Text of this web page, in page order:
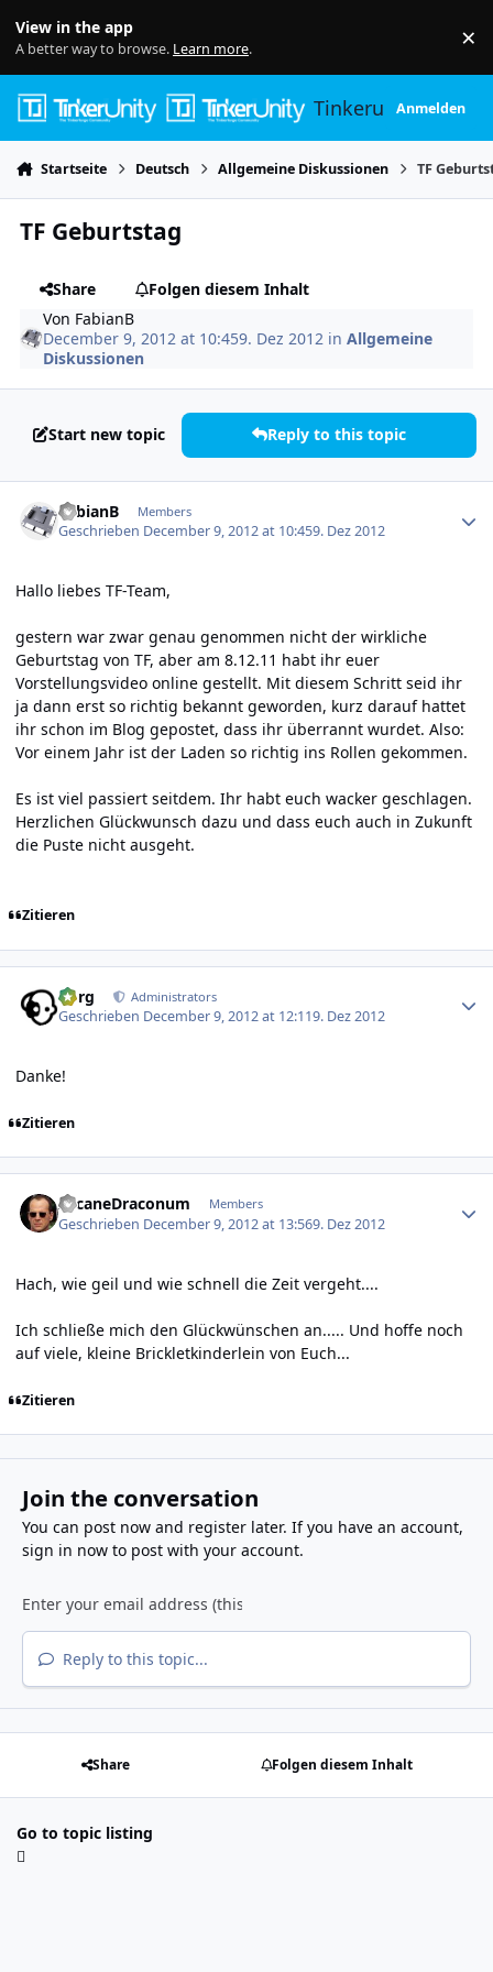
View in the app
A better way to browse. Learn more. ×
TinkerunityAnmelden
Startseite Deutsch Allgemeine Diskussionen TF
TF Geburtstag
Share
Folgen diesem Inhalt
Von FabianB
December 9, 2012 at 10:459. Dez 2012 inAllgemeine
Diskussionen
Start new topic Reply to this topic
FabianB Members
Geschrieben December 9, 2012 at 10:459. Dez 2012
Hallo liebes TF-Team,
gestern war zwar genau genommen nicht der wirkliche
Geburtstag von TF, aber am 8.12.11 habt ihr euer
Vorstellungsvideo online gestellt. Mit diesem Schritt seid ihr
ja dann erst so richtig bekannt geworden, kurz darauf hattet
ihr schon im Blog gepostet, dass ihr überrannt wurdet. Also:
Vor einem Jahr ist der Laden so richtig ins Rollen gekommen.
Es ist viel passiert seitdem. Ihr habt euch wacker geschlagen.
Herzlichen Glückwunsch dazu und dass euch auch in Zukunft
die Puste nicht ausgeht.
Zitieren
borg Administrators
Geschrieben December 9, 2012 at 12:119. Dez 2012
Danke!
Zitieren
ArcaneDraconum Members
Geschrieben December 9, 2012 at 13:569. Dez 2012
Hach, wie geil und wie schnell die Zeit vergeht....
Ich schließe mich den Glückwünschen an..... Und hoffe noch
auf viele, kleine Brickletkinderlein von Euch...
Zitieren
Join the conversation
You can post now and register later. If you have an account,
sign in nowto post with your account.
Reply to this topic...
Share Folgen diesem Inhalt
Go to topic listing